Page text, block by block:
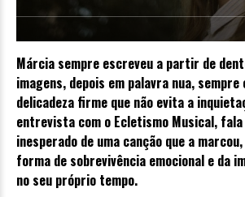
Márcia sempre escreveu a partir de
imagens, depois em palavra nua, sempre
delicadeza firme que não evita a
entrevista com o Ecletismo Musical,
inesperado de uma canção que a
forma de sobrevivência emocional e da
no seu próprio tempo.